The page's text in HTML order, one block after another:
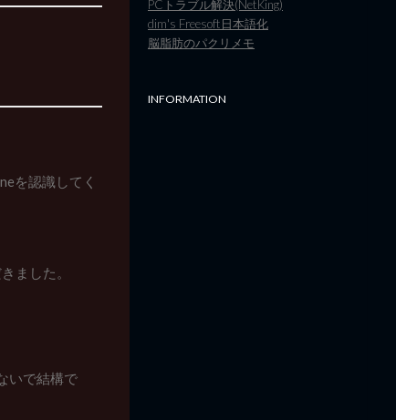
を認識してく
ました。
いで結構で
PCトラブル解決(NetKing)
dim's Freesoft日本語化
脳脂肪のパクリメモ
INFORMATION